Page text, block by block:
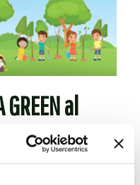
GREEN al
Fosso